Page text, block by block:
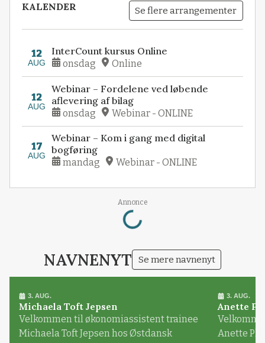
KALENDER Se flere arrangementer
12
AUG
InterCount kursus Online
onsdag Online
12
AUG
Webinar – Fordelene ved løbende
aflevering af bilag
onsdag Webinar - ONLINE
17
AUG
Webinar – Kom i gang med digital
bogføring
mandag Webinar - ONLINE
Annonce
Loading...
NAVNENYT Se mere navnenyt
3. AUG.
Michaela Toft Jepsen
Velkommen til økonomiassistent trainee
Michaela Toft Jepsen hos Østdansk
3. AUG.
Anette
Anette